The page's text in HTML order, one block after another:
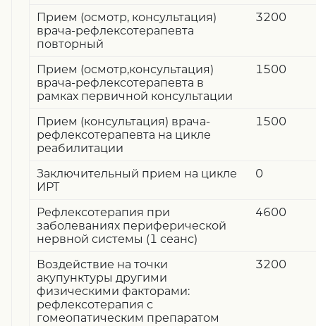
Прием (осмотр, консультация)
врача-рефлексотерапевта
повторный
3200
Прием (осмотр,консультация)
врача-рефлексотерапевта в
рамках первичной консультации
1500
Прием (консультация) врача-
рефлексотерапевта на цикле
реабилитации
1500
Заключительный прием на цикле
ИРТ
0
Рефлексотерапия при
заболеваниях периферической
нервной системы (1 сеанс)
4600
Воздействие на точки
акупунктуры другими
физическими факторами:
рефлексотерапия с
гомеопатическим препаратом
3200